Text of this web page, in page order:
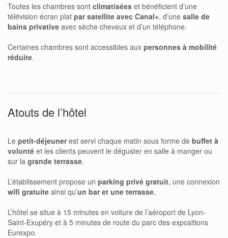
Toutes les chambres sont climatisées et bénéficient d’une
télévision écran plat par satellite avec Canal+, d’une salle de
bains privative avec sèche cheveux et d’un téléphone.
Certaines chambres sont accessibles aux personnes à mobilité
réduite.
Atouts de l’hôtel
Le petit-déjeunerest servi chaque matin sous forme de buffet à
volonté et les clients peuvent le déguster en salle à manger ou
sur la grande terrasse.
L’établissement propose un parking privé gratuit, une connexion
wifi gratuite ainsi qu’un bar et une terrasse.
L’hôtel se situe à 15 minutes en voiture de l’aéroport de Lyon-
Saint-Exupéry et à 5 minutes de route du parc des expositions
Eurexpo.